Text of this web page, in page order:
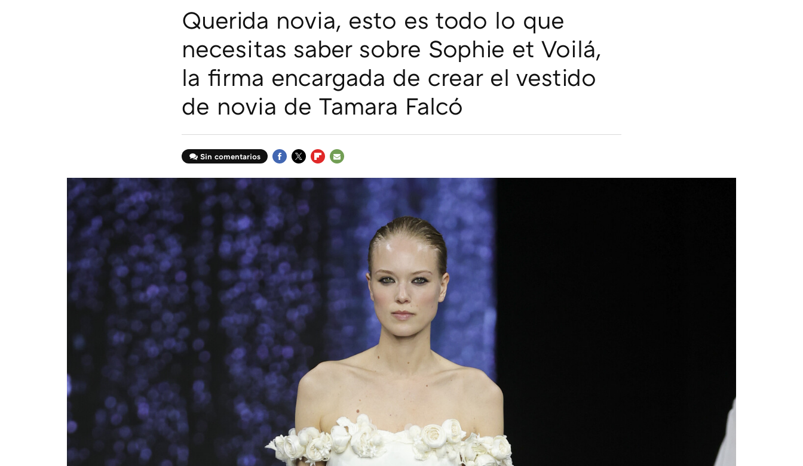
Querida novia, esto es todo lo que
necesitas saber sobre Sophie et Voilá,
la firma encargada de crear el vestido
de novia de Tamara Falcó
Sin comentarios
MAIL